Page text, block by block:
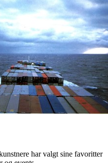
har valgt sine favoritter